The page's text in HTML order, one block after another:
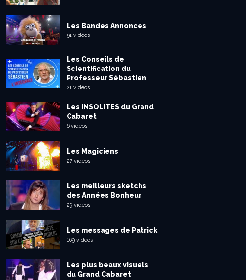
Les Bandes Annonces
91 vidéos
Les Conseils de
Scientification du
Professeur Sébastien
21 vidéos
Les INSOLITES du Grand
Cabaret
6 vidéos
Les Magiciens
27 vidéos
Les meilleurs sketchs
des Années Bonheur
29 vidéos
Les messages de Patrick
169 vidéos
Les plus beaux visuels
du Grand Cabaret